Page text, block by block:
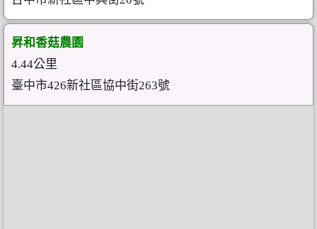
昇和香菇農園
4.44公里
臺中市426新社區協中街263號